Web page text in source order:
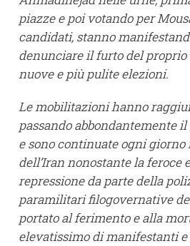
piazze e poi votando per
candidati, stanno
denunciare il furto del proprio
nuove e più pulite elezioni.
Le mobilitazioni hanno
passando abbondantemente
e sono continuate ogni
dell’Iran nonostante la feroce
repressione da parte della
paramilitari filogovernative
portato al ferimento e alla
elevatissimo di manifestanti e